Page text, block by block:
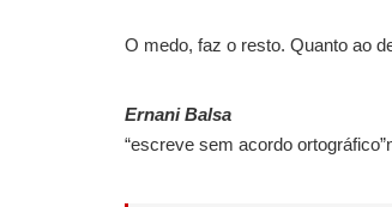
O medo, faz o resto. Quanto ao
Ernani Balsa
“escreve sem acordo